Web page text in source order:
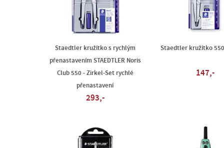
Staedtler kružítko s rychlým
přenastavením STAEDTLER Noris
Club 550 - Zirkel-Set rychlé
přenastavení
293,-
Staedtler kružítko
147,-